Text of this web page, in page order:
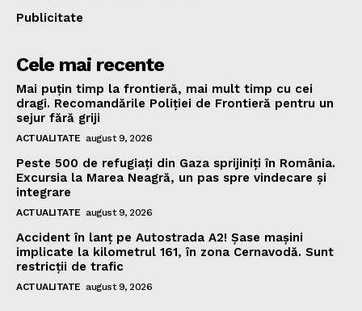
Publicitate
Cele mai recente
Mai puțin timp la frontieră, mai mult timp cu cei
dragi. Recomandările Poliției de Frontieră pentru un
sejur fără griji
ACTUALITATE august 9, 2026
Peste 500 de refugiați din Gaza sprijiniți în România.
Excursia la Marea Neagră, un pas spre vindecare și
integrare
ACTUALITATE august 9, 2026
Accident în lanț pe Autostrada A2! Şase mașini
implicate la kilometrul 161, în zona Cernavodă. Sunt
restricții de trafic
ACTUALITATE august 9, 2026